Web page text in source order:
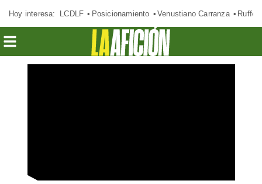
Hoy interesa: LCDLF Posicionamiento Venustiano Carranza Ruffo